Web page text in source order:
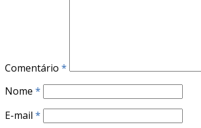
Comentário *
Nome *
E-mail *